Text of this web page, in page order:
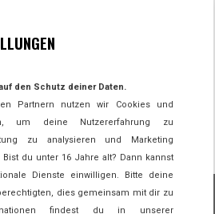
den Schutz deiner Daten.
Partnern nutzen wir Cookies und
um deine Nutzererfahrung zu
zu analysieren und Marketing
du unter 16 Jahre alt? Dann kannst
Dienste einwilligen. Bitte deine
dies gemeinsam mit dir zu
findest du in unserer